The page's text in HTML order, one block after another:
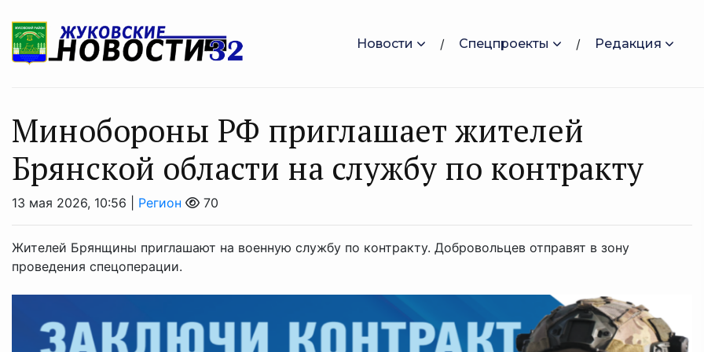
Новости Спецпроекты Редакция
Минобoроны РФ приглaшaет житeлeй
Брянской области на службу по контракту
13 мая 2026, 10:56 | Регион 70
Жителей Брянщины приглашают на военную службу по контракту. Добровольцев отправят в зону
проведения спецоперации.